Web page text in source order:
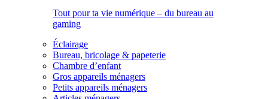
Tout pour ta vie numérique – du bureau au
gaming
Éclairage
Bureau, bricolage & papeterie
Chambre d’enfant
Gros appareils ménagers
Petits appareils ménagers